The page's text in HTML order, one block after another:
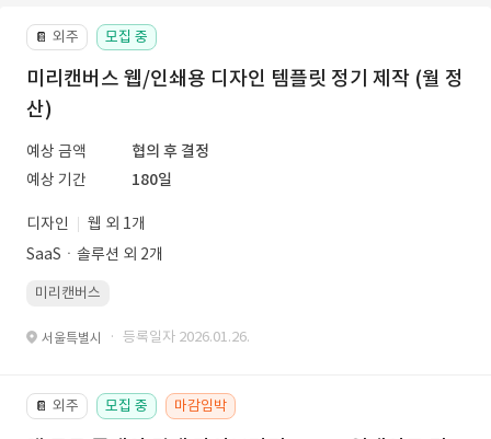
📔 외주 모집 중
미리캔버스 웹/인쇄용 디자인 템플릿 정기 제작 (월 정
산)
예상 금액
협의 후 결정
예상 기간
180일
디자인
웹 외 1개
SaaSㆍ솔루션 외 2개
미리캔버스
서울특별시 · 등록일자 2026.01.26.
📔 외주 모집 중 마감임박